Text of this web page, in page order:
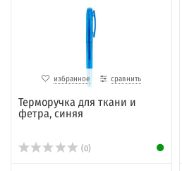
избранное сравнить
Терморучка для ткани и
фетра, синяя
(0)